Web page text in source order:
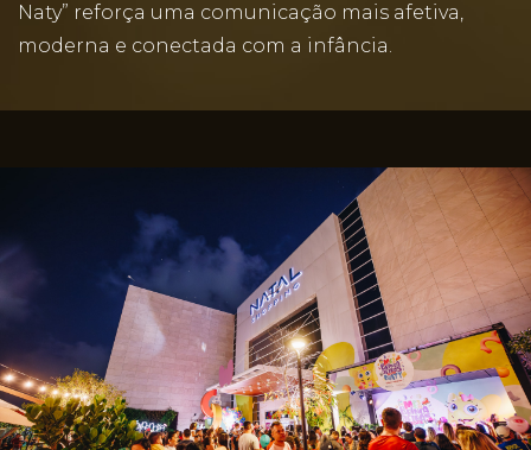
Naty” reforça uma comunicação mais afetiva,
moderna e conectada com a infância.